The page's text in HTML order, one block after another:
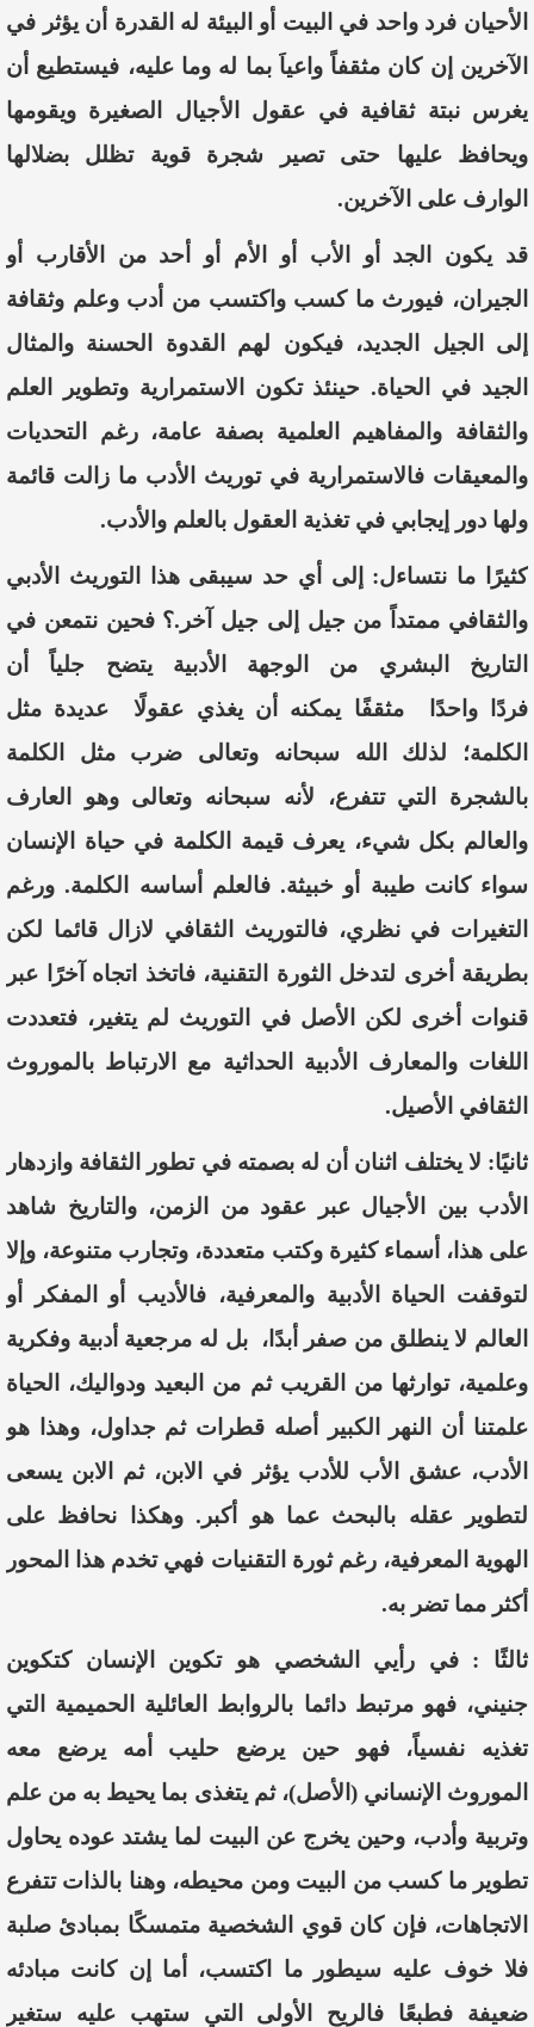
الأحيان فرد واحد في البيت أو البيئة له القدرة أن يؤثر في
الآخرين إن كان مثقفاً واعيا بما له وما عليه، فيستطيع أن
يغرس نبتة ثقافية في عقول
الأجيال الصغيرة ويقومها
ويحافظ عليها حتى تصير شجرة قوية تظلل بضلالها
لوارف على الآخرين.
قد يكون الجد أو الأب أو الأم أو أحد من الأقارب أو
الجيران، فيورث ما كسب واكتسب من أدب وعلم وثقافة
إلى الجيل الجديد، فيكون لهم القدوة الحسنة والمثال
الجيد في الحياة. حينئذ تكون الاستمرارية وتطوير العلم
والثقافة والمفاهيم العلمية بصفة عامة، رغم التحديات
والمعيقات فالاستمرارية في توريث الأدب ما ز الت قائمة
ولها دور إيجابي في تغذية العقول بالعلم والأدب.
كثيرًا ما نتساءل: إلى أي حد سيبقى هذا التوريث الأدبي
والثقافي ممتدا
من جيل إلى جيل آخر.؟ فحين نتمعن في
التاريخ البشري من الوجهة الأدبية يتضح جليا أن
فردًا
واحدًا مثقفًا يمكنه أنيغذي عقولًا
عديدة مثل
الكلمة؛ لذلك الله سبحانه وتعالى ضرب مثل الكلمة
بالشجرة التي تتفرع، لأنه سبحانه وتعالى وهو العارف
والعالم بكل شيء، يعرف قيمة الكلمة في حياة الإنسان
سواء كانت طيبة أو خبيثة. فالعلم أساسه الكلمة. ورغم
التغيرات في نظري، فالتوريث الثقافي لازال قائما لكن
بطريقة أخرى لتدخل الثورة التقنية، فاتخذ اتجاه آخرًا عبر
قنوات أخرى لكن الأصل في التوريث لم يتغير، فتعددت
اللغات والمعارف الأدبية الحداثية مع الارتباط بالموروث
الثقافي الأصيل.
ثانيًا: لا يختلف اثنان أن له بصمته في تطور الثقافة وازدهار
الأدب بين الأجيال عبر عقود من الزمن، والتاريخ شاهد
على هذا، أسماء كثيرة وكتب متعددة، وتجارب متنوعة، وإلا
لتوقفت الحياة الأدبية والمعرفية، فالأديب أو المفكر أو
العالم لا ينطلق من صفر أبدًا،
بل له مرجعية أدبية وفكرية
وعلمية، توارثها من القريب ثم من البعيد ودواليك، الحياة
علمتنا أن النهر الكبير أصله قطرات ثم جداول، وهذا هو
الأدب، عشق الأب للأدب يؤثر في الابن، ثم الابن يسعى
لتطوير عقله بالبحث عما هو أكبر. وهكذا نحافظ على
الهوية المعرفية، رغم ثورة التقنيات فهي تخدم هذا المحور
أكثر مما تضر به.
ثالثًا :في رأيي الشخصي هو تكوين الإنسان كتكوين
جنيني، فهو مرتبط دائما بالروابط العائلية الحميمية التي
تغذيه نفسيا، فهو حين يرضع حليب أمه يرضع معه
الموروث الإنساني (الأصل)، ثم يتغذى بما يحيط به من علم
وتربية وأدب، وحين يخرج عن البيت لما يشتد عوده يحاول
تطوير ما كسب من البيت ومن محيطه، وهنا بالذات تتفرع
الاتجاهات، فإن كان قوي الشخصية متمسكًا بمبادئ صلبة
فلا خوف عليه سيطور ما اكتسب، أما إن كانت مبادئه
ضعيفة فطبعًا فالريح الأولى التي ستهب عليه ستغير